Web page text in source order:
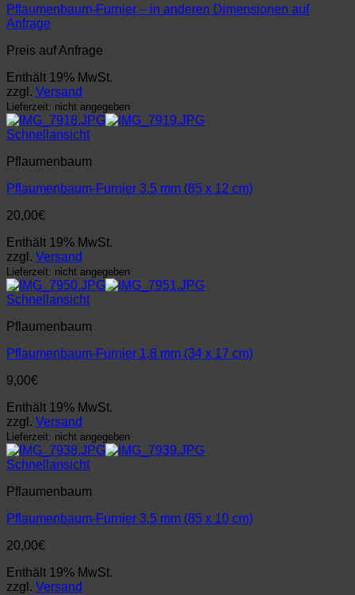
Pflaumenbaum-Furnier – in anderen Dimensionen auf
Anfrage
Preis auf Anfrage
Enthält 19% MwSt.
zzgl. Versand
Lieferzeit: nicht angegeben
Schnellansicht
Pflaumenbaum
Pflaumenbaum-Furnier 3,5 mm (85 x 12 cm)
20,00€
Enthält 19% MwSt.
zzgl. Versand
Lieferzeit: nicht angegeben
Schnellansicht
Pflaumenbaum
Pflaumenbaum-Furnier 1,8 mm (34 x 17 cm)
9,00€
Enthält 19% MwSt.
zzgl. Versand
Lieferzeit: nicht angegeben
Schnellansicht
Pflaumenbaum
Pflaumenbaum-Furnier 3,5 mm (85 x 10 cm)
20,00€
Enthält 19% MwSt.
zzgl. Versand